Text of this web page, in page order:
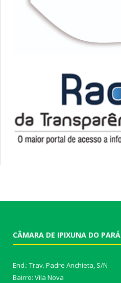
CÂMARA DE IPIXUNA DO PARÁ
End.: Trav. Padre Anchieta, S/N
Bairro: Vila Nova